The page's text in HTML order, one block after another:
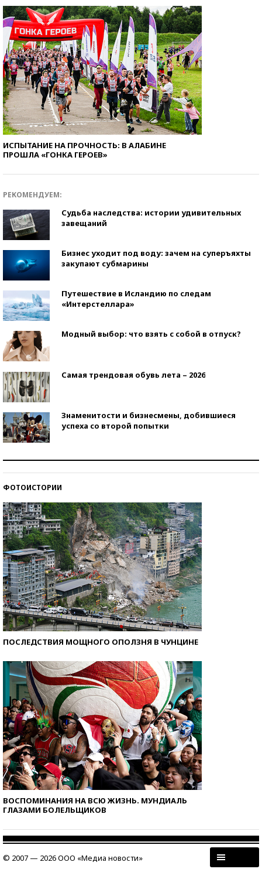
ИСПЫТАНИЕ НА ПРОЧНОСТЬ: В АЛАБИНЕ
ПРОШЛА «ГОНКА ГЕРОЕВ»
РЕКОМЕНДУЕМ:
Судьба наследства: истории удивительных
завещаний
Бизнес уходит под воду: зачем на суперъяхты
закупают субмарины
Путешествие в Исландию по следам
«Интерстеллара»
Модный выбор: что взять с собой в отпуск?
Самая трендовая обувь лета – 2026
Знаменитости и бизнесмены, добившиеся
успеха со второй попытки
ФОТОИСТОРИИ
ПОСЛЕДСТВИЯ МОЩНОГО ОПОЛЗНЯ В ЧУНЦИНЕ
ВОСПОМИНАНИЯ НА ВСЮ ЖИЗНЬ. МУНДИАЛЬ
ГЛАЗАМИ БОЛЕЛЬЩИКОВ
© 2007 — 2026 ООО «Медиа новости»